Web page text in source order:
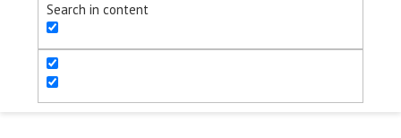
Search in content